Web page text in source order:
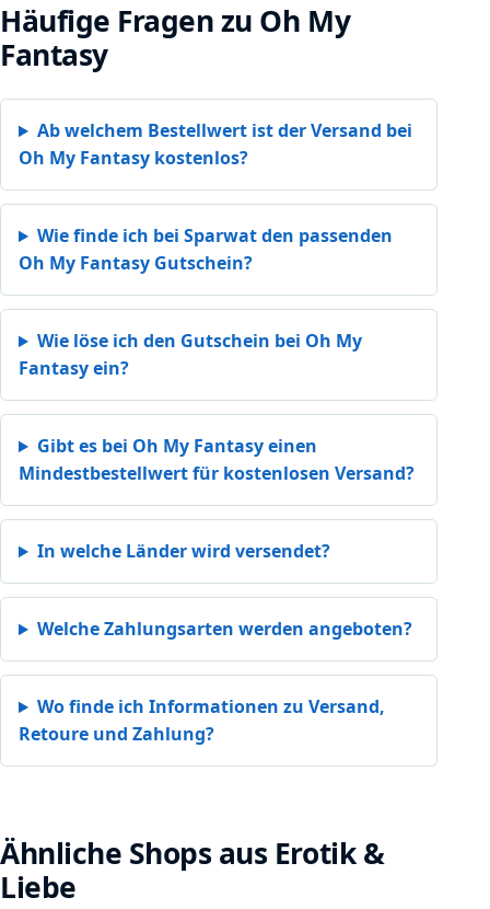
Häufige Fragen zu Oh My
Fantasy
Ab welchem Bestellwert ist der Versand bei
Oh My Fantasy kostenlos?
Wie finde ich bei Sparwat den passenden
Oh My Fantasy Gutschein?
Wie löse ich den Gutschein bei Oh My
Fantasy ein?
Gibt es bei Oh My Fantasy einen
Mindestbestellwert für kostenlosen Versand?
In welche Länder wird versendet?
Welche Zahlungsarten werden angeboten?
Wo finde ich Informationen zu Versand,
Retoure und Zahlung?
Ähnliche Shops aus Erotik &
Liebe